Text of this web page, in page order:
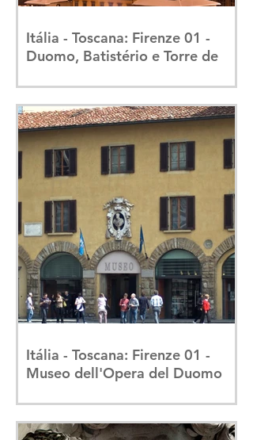
Itália - Toscana: Firenze 01 -
Duomo, Batistério e Torre de
Itália - Toscana: Firenze 01 -
Museo dell'Opera del Duomo